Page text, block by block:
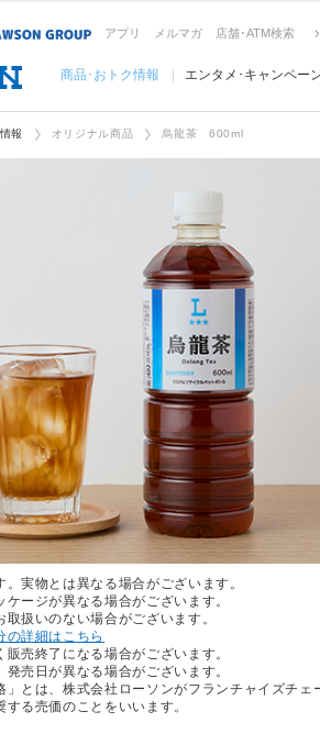
アプリ メルマガ 店舗･ATM検索
商品･おトク情報 エンタメ･キャンペー
報 オリジナル商品 烏龍茶 600ml
実物とは異なる場合がございます。
ージが異なる場合がございます。
扱いのない場合がございます。
の詳細はこちら
売終了になる場合がございます。
売日が異なる場合がございます。
とは、株式会社ローソンがフランチャイズチェ
る売価のことをいいます。